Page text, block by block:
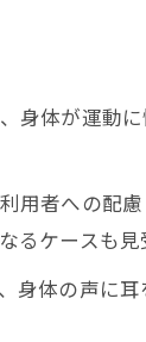
身体が運動
用者への配
ケースも見
身体の声に